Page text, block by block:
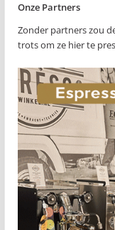
Onze Partners
Zonder partners zou
trots om ze hier te